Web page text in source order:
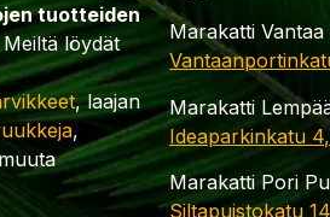
tuotteiden
löydät
, laajan
,
Marakatti
Marakatti
Ideaparkinkatu
Marakatti Pori
Siltapuistokatu